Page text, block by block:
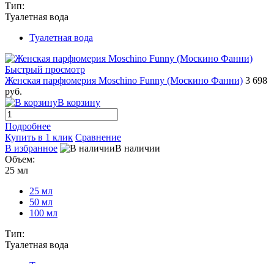
Тип:
Туалетная вода
Туалетная вода
Быстрый просмотр
Женская парфюмерия Moschino Funny (Москино Фанни) 3 698
руб.
В корзину
Подробнее
Купить в 1 клик Сравнение
В избранное
В наличии
Объем:
25 мл
25 мл
50 мл
100 мл
Тип:
Туалетная вода